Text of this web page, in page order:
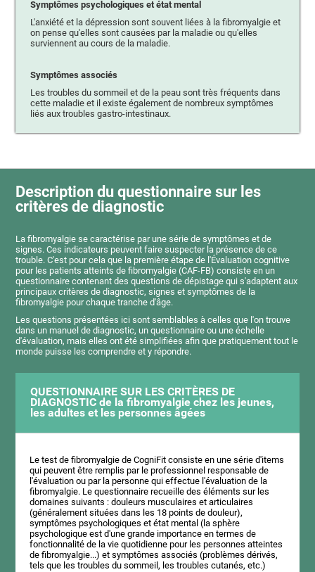
Symptômes psychologiques et état mental
L'anxiété et la dépression sont souvent liées à la fibromyalgie et
on pense qu'elles sont causées par la maladie ou qu'elles
surviennent au cours de la maladie.
Symptômes associés
Les troubles du sommeil et de la peau sont très fréquents dans
cette maladie et il existe également de nombreux symptômes
liés aux troubles gastro-intestinaux.
Description du questionnaire sur les
critères de diagnostic
La fibromyalgie se caractérise par une série de symptômes et de
signes. Ces indicateurs peuvent faire suspecter la présence de ce
trouble. C'est pour cela que la première étape de l'Évaluation cognitive
pour les patients atteints de fibromyalgie (CAF-FB) consiste en un
questionnaire contenant des questions de dépistage qui s'adaptent aux
principaux critères de diagnostic, signes et symptômes de la
fibromyalgie pour chaque tranche d'âge.
Les questions présentées ici sont semblables à celles que l'on trouve
dans un manuel de diagnostic, un questionnaire ou une échelle
d'évaluation, mais elles ont été simplifiées afin que pratiquement tout le
monde puisse les comprendre et y répondre.
QUESTIONNAIRE SUR LES CRITÈRES DE
DIAGNOSTIC de la fibromyalgie chez les jeunes,
les adultes et les personnes âgées
Le test de fibromyalgie de CogniFit consiste en une série d'items
qui peuvent être remplis par le professionnel responsable de
l'évaluation ou par la personne qui effectue l'évaluation de la
fibromyalgie. Le questionnaire recueille des éléments sur les
domaines suivants : douleurs musculaires et articulaires
(généralement situées dans les 18 points de douleur),
symptômes psychologiques et état mental (la sphère
psychologique est d'une grande importance en termes de
fonctionnalité de la vie quotidienne pour les personnes atteintes
de fibromyalgie...) et symptômes associés (problèmes dérivés,
tels que les troubles du sommeil, les troubles cutanés, etc.)